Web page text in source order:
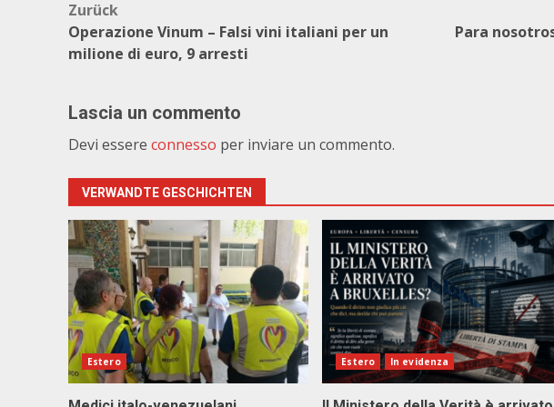
Beitragsnavigation
Zurück
Operazione Vinum – Falsi vini italiani per un
milione di euro, 9 arresti
Para
Lascia un commento
Devi essere connesso per inviare un commento.
VERWANDTE GESCHICHTEN
Estero Estero In evidenza